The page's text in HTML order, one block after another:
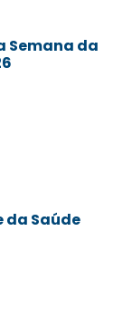
Semana da
da Saúde